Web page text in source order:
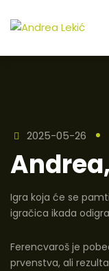
2025-05-26
Igra koja će se
igračica ikada
Ferencvaroš je
prvenstva, ali